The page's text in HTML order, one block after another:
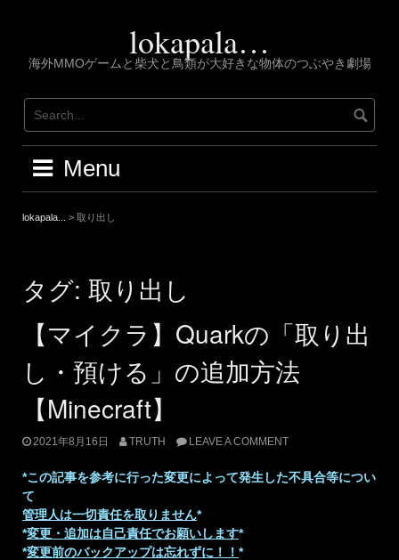
lokapala…
海外MMOゲームと柴犬と鳥類が大好きな物体のつぶやき劇場
Menu
lokapala... > 取り出し
タグ: 取り出し
【マイクラ】Quarkの「取り出
し・預ける」の追加方法
【Minecraft】
2021年8月16日 TRUTH LEAVE A COMMENT
*この記事を参考に行った変更によって発生した不具合等につい
て
管理人は一切責任を取りません*
*変更・追加は自己責任でお願いします*
*変更前のバックアップは忘れずに！！ *